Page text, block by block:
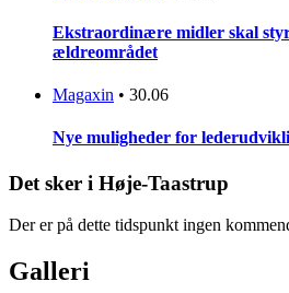
Ekstraordinære midler skal
ældreområdet
Magaxin • 30.06
Nye muligheder for
Det sker i Høje-Taastrup
Der er på dette tidspunkt ingen
Galleri